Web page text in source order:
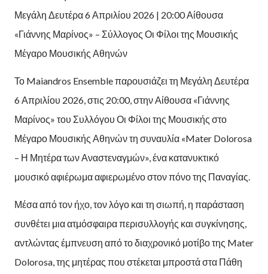
Μεγάλη Δευτέρα 6 Απριλίου 2026 | 20:00 Αίθουσα
«Γιάννης Μαρίνος» – Σύλλογος Οι Φίλοι της Μουσικής
Μέγαρο Μουσικής Αθηνών
Το Maiandros Ensemble παρουσιάζει τη Μεγάλη Δευτέρα
6 Απριλίου 2026, στις 20:00, στην Αίθουσα «Γιάννης
Μαρίνος» του Συλλόγου Οι Φίλοι της Μουσικής στο
Μέγαρο Μουσικής Αθηνών τη συναυλία «Mater Dolorosa
– Η Μητέρα των Αναστεναγμών», ένα κατανυκτικό
μουσικό αφιέρωμα αφιερωμένο στον πόνο της Παναγίας.
Μέσα από τον ήχο, τον λόγο και τη σιωπή, η παράσταση
συνθέτει μια ατμόσφαιρα περισυλλογής και συγκίνησης,
αντλώντας έμπνευση από το διαχρονικό μοτίβο της Mater
Dolorosa, της μητέρας που στέκεται μπροστά στα Πάθη